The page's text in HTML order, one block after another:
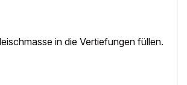
in die Vertiefungen füllen.